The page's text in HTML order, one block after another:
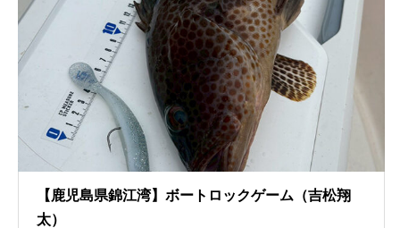
【鹿児島県錦江湾】ボートロックゲーム（吉松翔
太）